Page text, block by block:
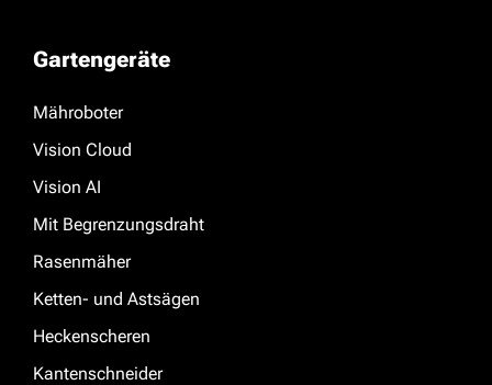
Gartengeräte
Mähroboter
Vision Cloud
Vision AI
Mit Begrenzungsdraht
Rasenmäher
Ketten- und Astsägen
Heckenscheren
Kantenschneider